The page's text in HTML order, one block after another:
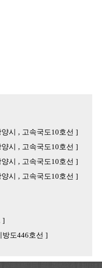
시 , 고속국도10호선 ]
시 , 고속국도10호선 ]
시 , 고속국도10호선 ]
시 , 고속국도10호선 ]
]
방도446호선 ]